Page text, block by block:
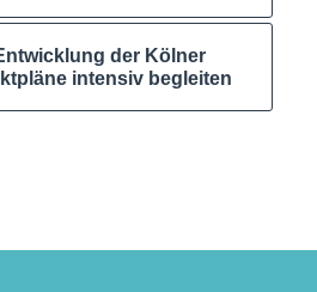
der Kölner
intensiv begleiten